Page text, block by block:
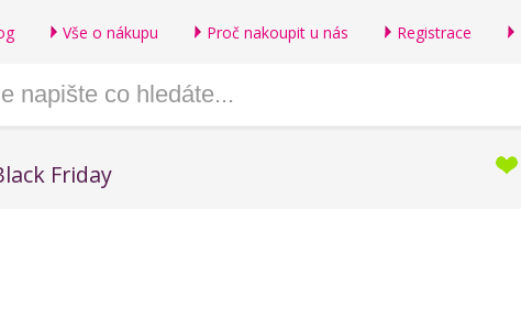
Vše o nákupu Proč nakoupit u nás Registrace
Friday